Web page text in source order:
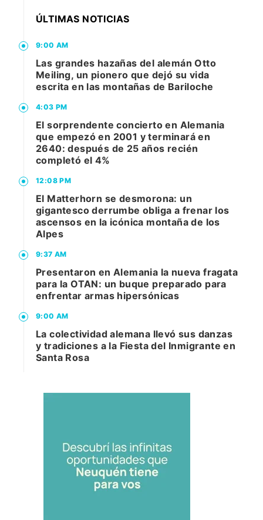
ÚLTIMAS NOTICIAS
9:00 AM
Las grandes hazañas del alemán Otto
Meiling, un pionero que dejó su vida
escrita en las montañas de Bariloche
4:03 PM
El sorprendente concierto en Alemania
que empezó en 2001 y terminará en
2640: después de 25 años recién
completó el 4%
12:08 PM
El Matterhorn se desmorona: un
gigantesco derrumbe obliga a frenar los
ascensos en la icónica montaña de los
Alpes
9:37 AM
Presentaron en Alemania la nueva fragata
para la OTAN: un buque preparado para
enfrentar armas hipersónicas
9:00 AM
La colectividad alemana llevó sus danzas
y tradiciones a la Fiesta del Inmigrante en
Santa Rosa